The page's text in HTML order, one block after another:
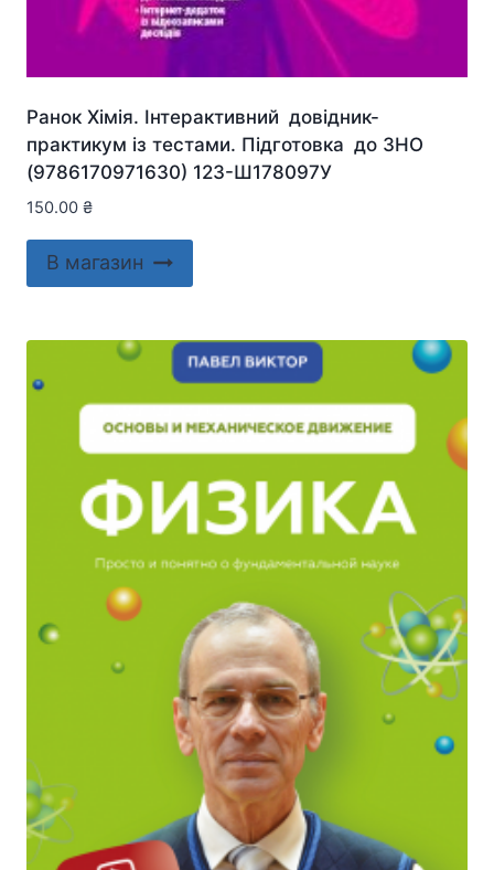
Ранок Хімія. Інтерактивний довідник-
практикум із тестами. Підготовка до ЗНО
(9786170971630) 123-Ш178097У
150.00 ₴
В магазин